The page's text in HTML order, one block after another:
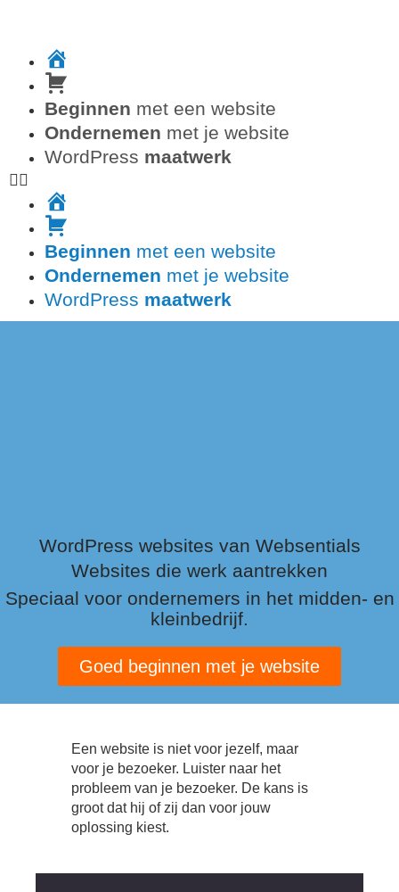
Beginnen met een website
Ondernemen met je website
WordPress maatwerk
Beginnen met een website
Ondernemen met je website
WordPress maatwerk
WordPress websites van Websentials
Websites die werk aantrekken
Speciaal voor ondernemers in het midden- en
kleinbedrijf.
Goed beginnen met je website
Een website is niet voor jezelf, maar
voor je bezoeker. Luister naar het
probleem van je bezoeker. De kans is
groot dat hij of zij dan voor jouw
oplossing kiest.